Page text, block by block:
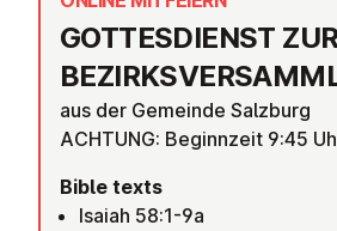
GOTTES­DI­ENST
aus der Gemeinde Salzburg
ACHTUNG: Beginnzeit 9:45
Bible texts
Isaiah 58:1-9a